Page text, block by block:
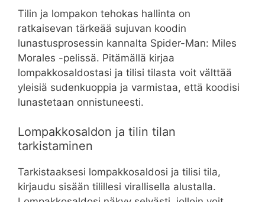
Tilin ja lompakon tehokas hallinta on
ratkaisevan tärkeää sujuvan koodin
lunastusprosessin kannalta Spider-Man: Miles
Morales -pelissä. Pitämällä kirjaa
lompakkosaldostasi ja tilisi tilasta voit välttää
yleisiä sudenkuoppia ja varmistaa, että koodisi
lunastetaan onnistuneesti.
Lompakkosaldon ja tilin tilan
tarkistaminen
Tarkistaaksesi lompakkosaldosi ja tilisi tila,
kirjaudu sisään tilillesi virallisella alustalla.